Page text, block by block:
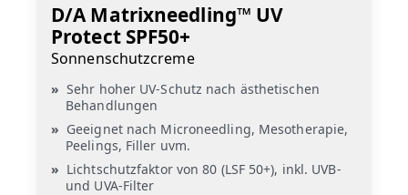
D/A Matrixneedling™ UV
Protect SPF50+
Sonnenschutzcreme
Sehr hoher UV-Schutz nach ästhetischen
Behandlungen
Geeignet nach Microneedling, Mesotherapie,
Peelings, Filler uvm.
Lichtschutzfaktor von 80 (LSF 50+), inkl. UVB-
und UVA-Filter